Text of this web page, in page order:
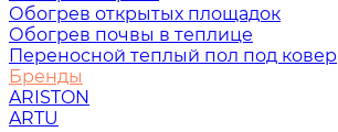
Обогрев открытых площадок
Обогрев почвы в теплице
Переносной теплый пол под ковер
Бренды
ARISTON
ARTU